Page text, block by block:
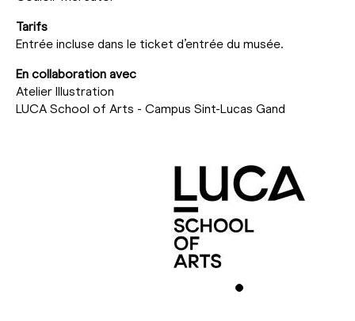
Tarifs
Entrée incluse dans le ticket d’entrée du musée.
En collaboration avec
Atelier Illustration
LUCA School of Arts - Campus Sint-Lucas Gand